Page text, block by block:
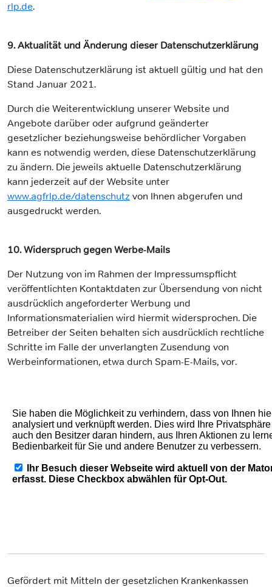
rlp.de.
9. Aktualität und Änderung dieser Datenschutzerklärung
Diese Datenschutzerklärung ist aktuell gültig und hat den
Stand Januar 2021.
Durch die Weiterentwicklung unserer Website und
Angebote darüber oder aufgrund geänderter
gesetzlicher beziehungsweise behördlicher Vorgaben
kann es notwendig werden, diese Datenschutzerklärung
zu ändern. Die jeweils aktuelle Datenschutzerklärung
kann jederzeit auf der Website unter
www.agfrlp.de/datenschutzvon Ihnen abgerufen und
ausgedruckt werden.
10. Widerspruch gegen Werbe-Mails
Der Nutzung von im Rahmen der Impressumspflicht
veröffentlichten Kontaktdaten zur Übersendung von nicht
ausdrücklich angeforderter Werbung und
Informationsmaterialien wird hiermit widersprochen. Die
Betreiber der Seiten behalten sich ausdrücklich rechtliche
Schritte im Falle der unverlangten Zusendung von
Werbeinformationen, etwa durch Spam-E-Mails, vor.
Gefördert mit Mitteln der gesetzlichen Krankenkassen